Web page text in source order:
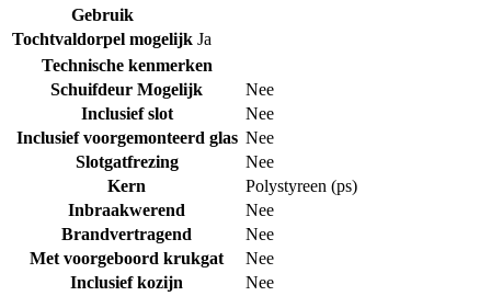
Gebruik
Tochtvaldorpel mogelijk Ja
Technische kenmerken
Schuifdeur Mogelijk
Nee
Inclusief slot
Nee
Inclusief voorgemonteerd glas Nee
Slotgatfrezing
Nee
Kern
Polystyreen (ps)
Inbraakwerend
Nee
Brandvertragend
Nee
Met voorgeboord krukgat
Nee
Inclusief kozijn
Nee